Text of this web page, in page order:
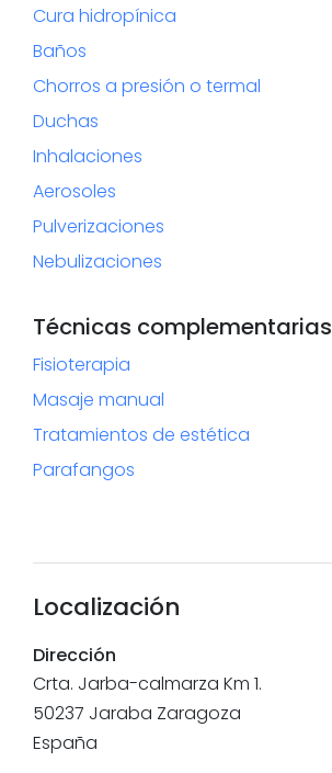
Cura hidropínica
Baños
Chorros a presión o termal
Duchas
Inhalaciones
Aerosoles
Pulverizaciones
Nebulizaciones
Técnicas complementarias
Fisioterapia
Masaje manual
Tratamientos de estética
Parafangos
Localización
Dirección
Crta. Jarba-calmarza Km 1.
50237 Jaraba Zaragoza
España